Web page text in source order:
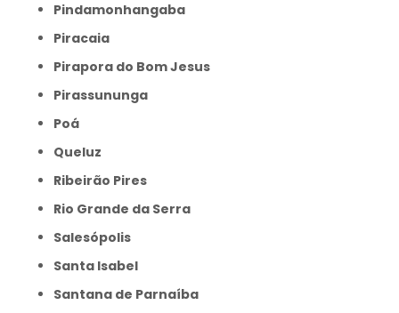
Pindamonhangaba
Piracaia
Pirapora do Bom Jesus
Pirassununga
Poá
Queluz
Ribeirão Pires
Rio Grande da Serra
Salesópolis
Santa Isabel
Santana de Parnaíba